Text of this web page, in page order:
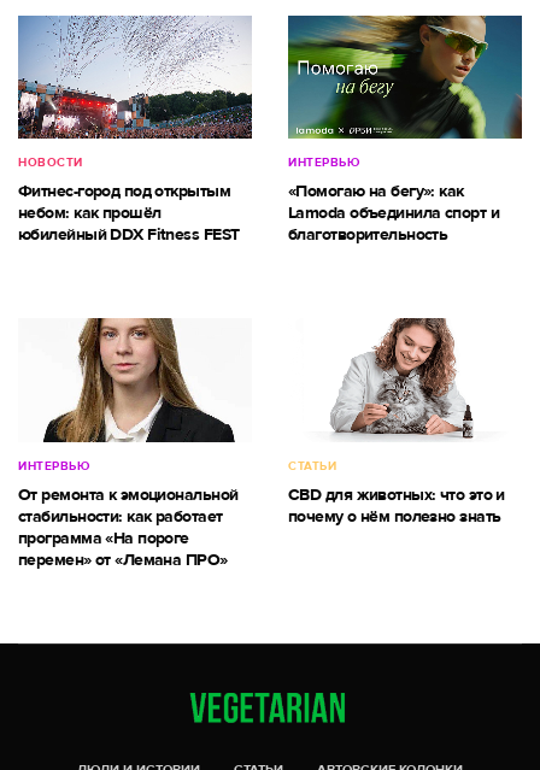
НОВОСТИ
Фитнес-город под открытым
небом: как прошёл
юбилейный DDX Fitness FEST
ИНТЕРВЬЮ
«Помогаю на бегу»: как
Lamoda объединила спорт и
благотворительность
ИНТЕРВЬЮ
От ремонта к эмоциональной
стабильности: как работает
программа «На пороге
перемен» от «Лемана ПРО»
СТАТЬИ
CBD для животных: что это и
почему о нём полезно знать